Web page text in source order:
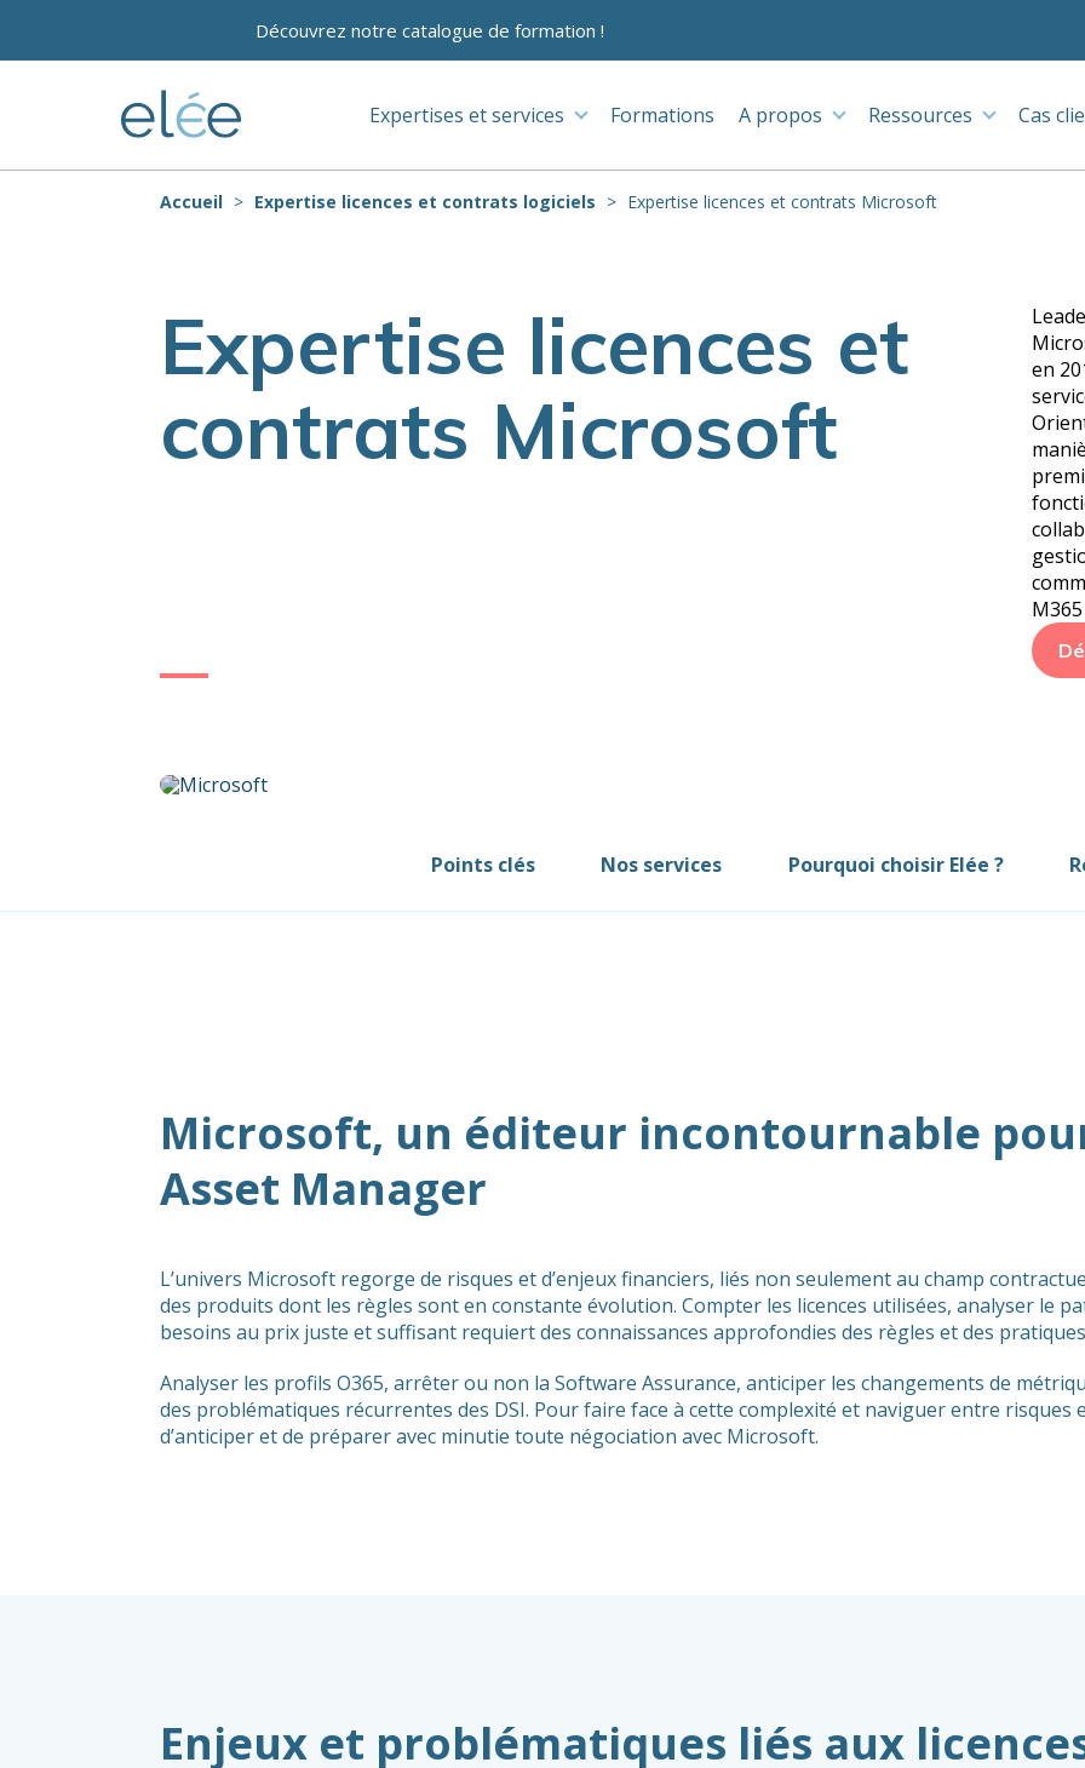
Découvrez notre catalogue de formation !
Expertises et services Formations A propos Ressources Cas
Accueil Expertise licences et contrats logiciels Expertise licences et contrats Microsoft
Expertise licences et
contrats Microsoft
en
Points clés Nos services Pourquoi choisir Elée ?
Microsoft, un éditeur incontournable
Asset Manager
L’univers Microsoft regorge de risques et d’enjeux financiers, liés non seulement au champ
des produits dont les règles sont en constante évolution. Compter les licences utilisées, analyser le
besoins au prix juste et suffisant requiert des connaissances approfondies des règles et des
Analyser les profils O365, arrêter ou non la Software Assurance, anticiper les changements de
des problématiques récurrentes des DSI. Pour faire face à cette complexité et naviguer entre
d’anticiper et de préparer avec minutie toute négociation avec Microsoft.
Enjeux et problématiques liés aux